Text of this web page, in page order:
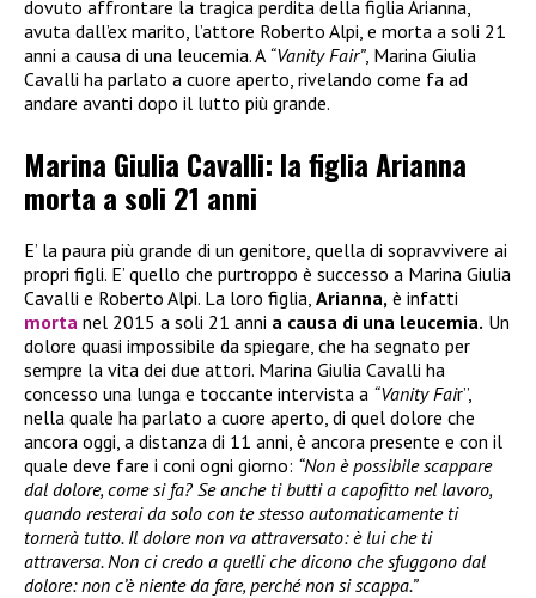
dovuto affrontare la tragica perdita della figlia Arianna,
avuta dall’ex marito, l’attore Roberto Alpi, e morta a soli 21
anni a causa di una leucemia. A “Vanity Fair”, Marina Giulia
Cavalli ha parlato a cuore aperto, rivelando come fa ad
andare avanti dopo il lutto più grande.
Marina Giulia Cavalli: la figlia Arianna
morta a soli 21 anni
E’ la paura più grande di un genitore, quella di sopravvivere ai
propri figli. E’ quello che purtroppo è successo a Marina Giulia
Cavalli e Roberto Alpi. La loro figlia, Arianna, è infatti
morta nel 2015 a soli 21 anni a causa di una leucemia. Un
dolore quasi impossibile da spiegare, che ha segnato per
sempre la vita dei due attori. Marina Giulia Cavalli ha
concesso una lunga e toccante intervista a “Vanity Fair”,
nella quale ha parlato a cuore aperto, di quel dolore che
ancora oggi, a distanza di 11 anni, è ancora presente e con il
quale deve fare i coni ogni giorno: “Non è possibile scappare
dal dolore, come si fa? Se anche ti butti a capofitto nel lavoro,
quando resterai da solo con te stesso automaticamente ti
tornerà tutto. Il dolore non va attraversato: è lui che ti
attraversa. Non ci credo a quelli che dicono che sfuggono dal
dolore: non c’è niente da fare, perché non si scappa.”